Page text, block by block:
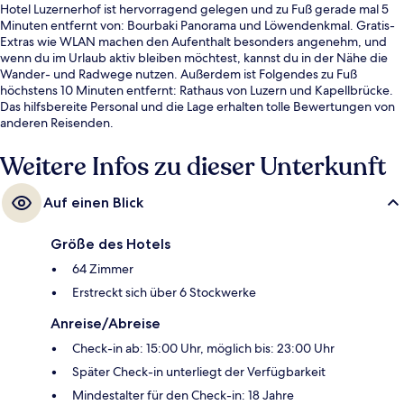
Hotel Luzernerhof ist hervorragend gelegen und zu Fuß gerade mal 5
Minuten entfernt von: Bourbaki Panorama und Löwendenkmal. Gratis-
Extras wie WLAN machen den Aufenthalt besonders angenehm, und
wenn du im Urlaub aktiv bleiben möchtest, kannst du in der Nähe die
Wander- und Radwege nutzen. Außerdem ist Folgendes zu Fuß
höchstens 10 Minuten entfernt: Rathaus von Luzern und Kapellbrücke.
Das hilfsbereite Personal und die Lage erhalten tolle Bewertungen von
anderen Reisenden.
Weitere Infos zu dieser Unterkunft
Auf einen Blick
Größe des Hotels
64 Zimmer
Erstreckt sich über 6 Stockwerke
Anreise/Abreise
Check-in ab: 15:00 Uhr, möglich bis: 23:00 Uhr
Später Check-in unterliegt der Verfügbarkeit
Mindestalter für den Check-in: 18 Jahre